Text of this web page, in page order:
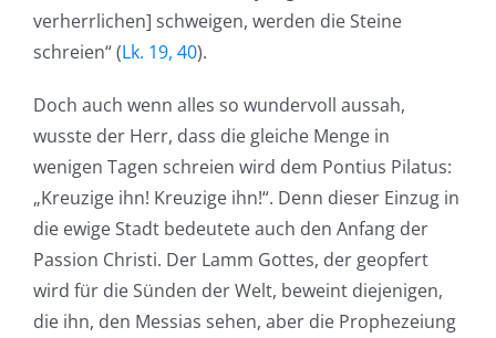
verherrlichen] schweigen, werden die Steine
schreien“ (Lk. 19, 40).
Doch auch wenn alles so wundervoll aussah,
wusste der Herr, dass die gleiche Menge in
wenigen Tagen schreien wird dem Pontius Pilatus:
„Kreuzige ihn! Kreuzige ihn!“. Denn dieser Einzug in
die ewige Stadt bedeutete auch den Anfang der
Passion Christi. Der Lamm Gottes, der geopfert
wird für die Sünden der Welt, beweint diejenigen,
die ihn, den Messias sehen, aber die Prophezeiung